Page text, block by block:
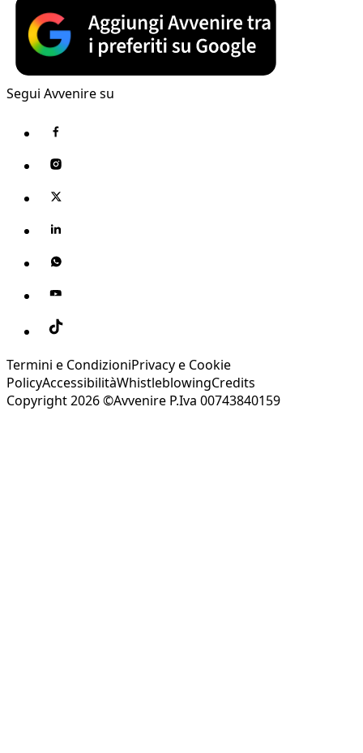
Segui Avvenire su
Termini e CondizioniPrivacy e Cookie
PolicyAccessibilitàWhistleblowingCredits
Copyright 2026 ©Avvenire P.Iva 00743840159